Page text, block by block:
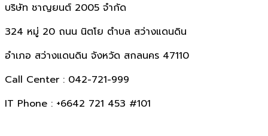
บริษัท ชาญยนต์ 2005 จำกัด
324 หมู่ 20 ถนน นิตโย ตำบล สว่างแดนดิน
อำเภอ สว่างแดนดิน จังหวัด สกลนคร 47110
Call Center : 042-721-999
IT Phone : +6642 721 453 #101